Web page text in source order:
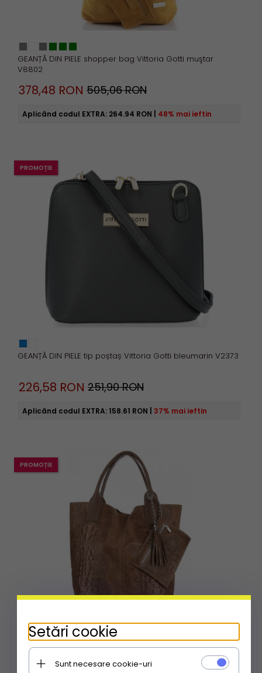
GEANȚĂ DIN PIELE shopper bag Vittoria Gotti muştar
V8802
378,48 RON 505,06 RON
Aplicând codul EXTRA: 264.94 RON 48% mai ieftin
GEANȚĂ DIN PIELE tip poștaș Vittoria Gotti bleumarin V2373
PROMOȚIE
226,58 RON 251,90 RON
Aplicând codul EXTRA: 158.61 RON 37% mai ieftin
GEANȚĂ DIN PIELE shopper bag Vittoria Gotti maro
pământiu V877
PROMOȚIE
Setări cookie
Sunt necesare cookie-uri